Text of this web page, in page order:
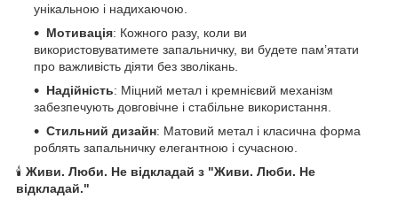
унікальною і надихаючою.
Мотивація: Кожного разу, коли ви
використовуватимете запальничку, ви будете пам’ятати
про важливість діяти без зволікань.
Надійність: Міцний метал і кремнієвий механізм
забезпечують довговічне і стабільне використання.
Стильний дизайн: Матовий метал і класична форма
роблять запальничку елегантною і сучасною.
🕯️ Живи. Люби. Не відкладай з "Живи. Люби. Не
відкладай."